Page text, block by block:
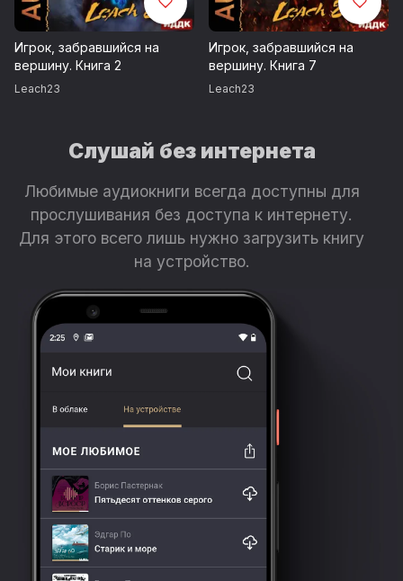
© ИДДК
Игрок, забравшийся на
вершину. Книга 2
Leach23
Игрок, забравшийся на
вершину. Книга 7
Leach23
Слушай без интернета
Любимые аудиокниги всегда доступны для
прослушивания без доступа к интернету.
Для этого всего лишь нужно загрузить книгу
на устройство.